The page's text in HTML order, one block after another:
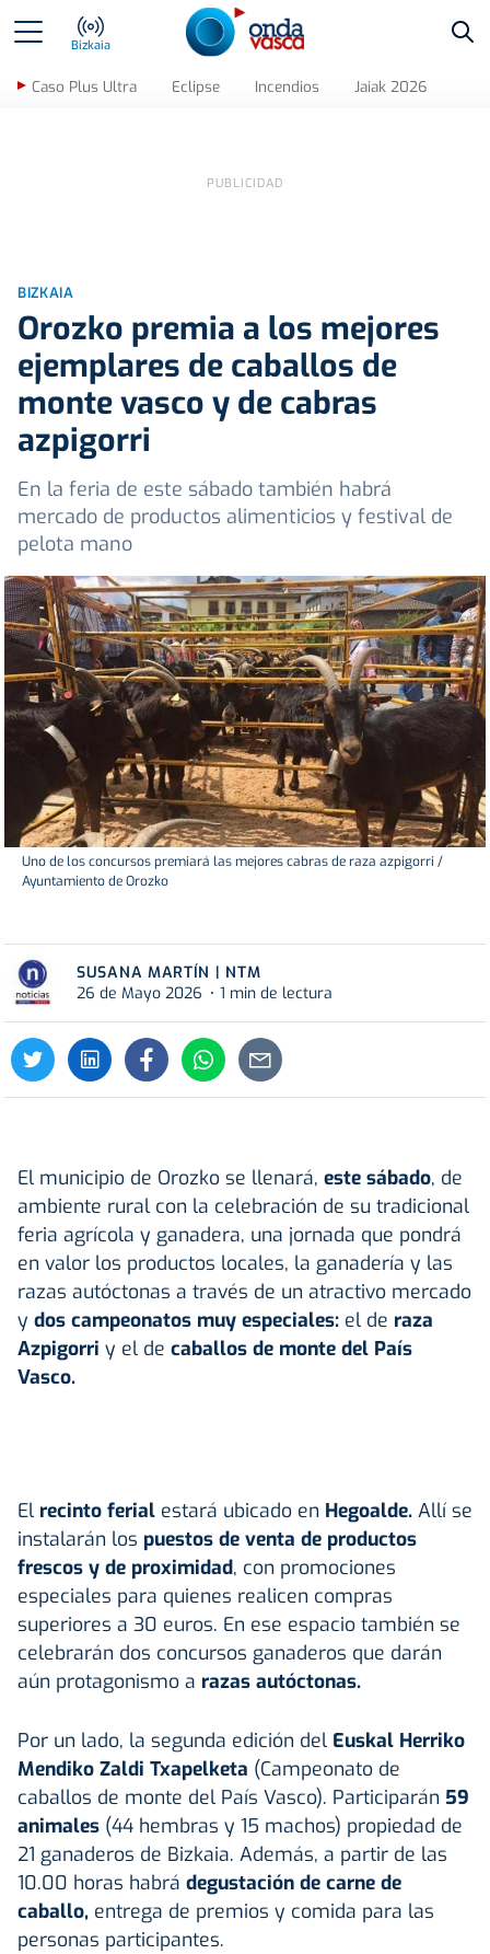
Bizkaia
Caso Plus Ultra Eclipse Incendios Jaiak 2026
BIZKAIA
Orozko premia a los mejores
ejemplares de caballos de
monte vasco y de cabras
azpigorri
En la feria de este sábado también habrá
mercado de productos alimenticios y festival de
pelota mano
Uno de los concursos premiará las mejores cabras de raza azpigorri /
Ayuntamiento de Orozko
SUSANA MARTÍN | NTM
26 de Mayo 2026
1 min de lectura
El municipio de Orozko se llenará, este sábado, de
ambiente rural con la celebración de su tradicional
feria agrícola y ganadera, una jornada que pondrá
en valor los productos locales, la ganadería y las
razas autóctonas a través de un atractivo mercado
y dos campeonatos muy especiales: el de raza
Azpigorri y el de caballos de monte del País
Vasco.
El recinto ferial estará ubicado en Hegoalde. Allí se
instalarán los puestos de venta de productos
frescos y de proximidad, con promociones
especiales para quienes realicen compras
superiores a 30 euros. En ese espacio también se
celebrarán dos concursos ganaderos que darán
aún protagonismo a razas autóctonas.
Por un lado, la segunda edición del Euskal Herriko
Mendiko Zaldi Txapelketa (Campeonato de
caballos de monte del País Vasco). Participarán 59
animales (44 hembras y 15 machos) propiedad de
21 ganaderos de Bizkaia. Además, a partir de las
10.00 horas habrá degustación de carne de
caballo, entrega de premios y comida para las
personas participantes.